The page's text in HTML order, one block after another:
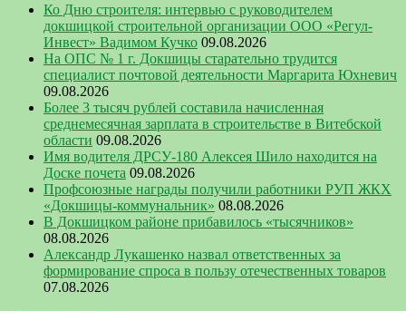
Ко Дню строителя: интервью с руководителем
докшицкой строительной организации ООО «Регул-
Инвест» Вадимом Кучко 09.08.2026
На ОПС № 1 г. Докшицы старательно трудится
специалист почтовой деятельности Маргарита Юхневич
09.08.2026
Более 3 тысяч рублей составила начисленная
среднемесячная зарплата в строительстве в Витебской
области 09.08.2026
Имя водителя ДРСУ-180 Алексея Шило находится на
Доске почета 09.08.2026
Профсоюзные награды получили работники РУП ЖКХ
«Докшицы-коммунальник» 08.08.2026
В Докшицком районе прибавилось «тысячников»
08.08.2026
Александр Лукашенко назвал ответственных за
формирование спроса в пользу отечественных товаров
07.08.2026